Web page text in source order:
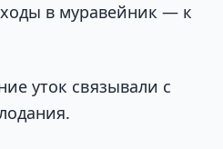
в муравейник — к
уток связывали с